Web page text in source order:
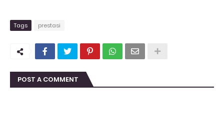
Tags prestasi
POST A COMMENT